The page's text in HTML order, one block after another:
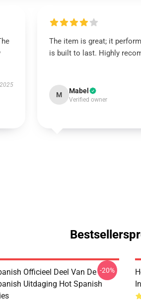
The item is great; it
is built to last. Highly
M Mabel
Verified owner
Officieel Deel Van De
Uitdaging Hot Spanish
-20%